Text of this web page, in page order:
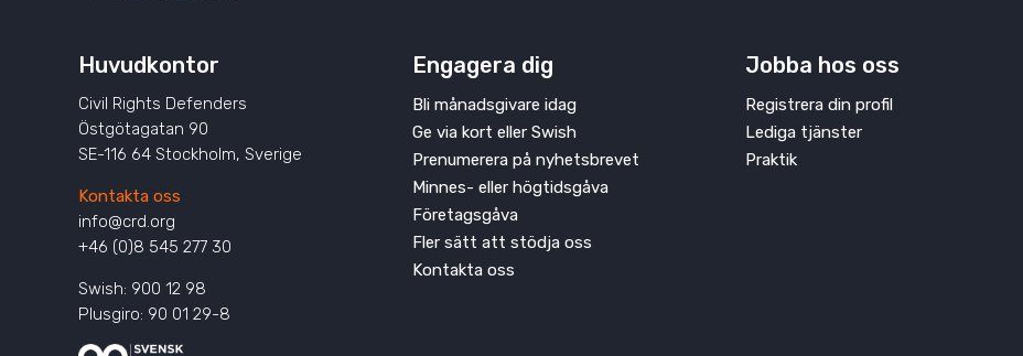
Huvudkontor
Civil Rights Defenders
Östgötagatan 90
SE-116 64 Stockholm, Sverige
Kontakta oss
info@crd.org
+46 (0)8 545 277 30
Swish: 900 12 98
Plusgiro: 90 01 29-8
Engagera dig
Bli månadsgivare idag
Ge via kort eller Swish
Prenumerera på nyhetsbrevet
Minnes- eller högtidsgåva
Företagsgåva
Fler sätt att stödja oss
Kontakta oss
Jobba hos oss
Registrera din profil
Lediga tjänster
Praktik